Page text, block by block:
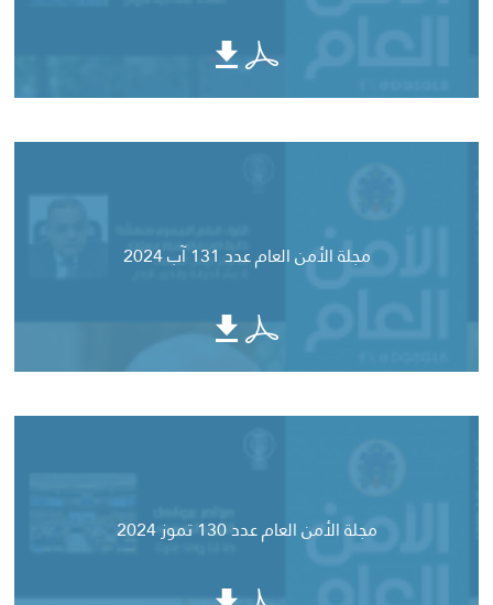
مجلة الأمن العام عدد 131 آب 2024
مجلة الأمن العام عدد 130 تموز 2024